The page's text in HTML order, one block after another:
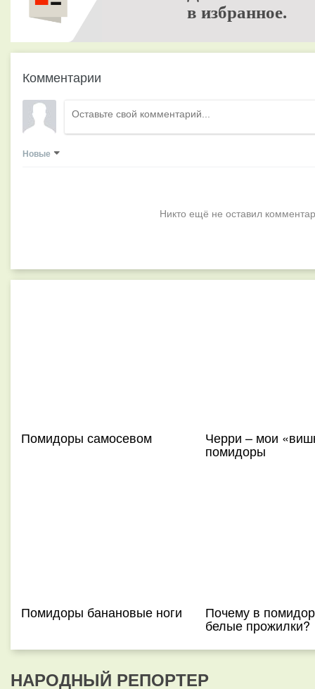
в избранное.
Комментарии
Новые
Никто ещё не оставил
Помидоры самосевом Черри – мои
помидоры
Помидоры банановые ноги Почему в
белые прожилки?
НАРОДНЫЙ РЕПОРТЕР